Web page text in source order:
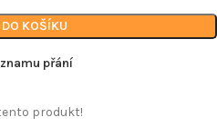
DO KOŠÍKU
přání
produkt!